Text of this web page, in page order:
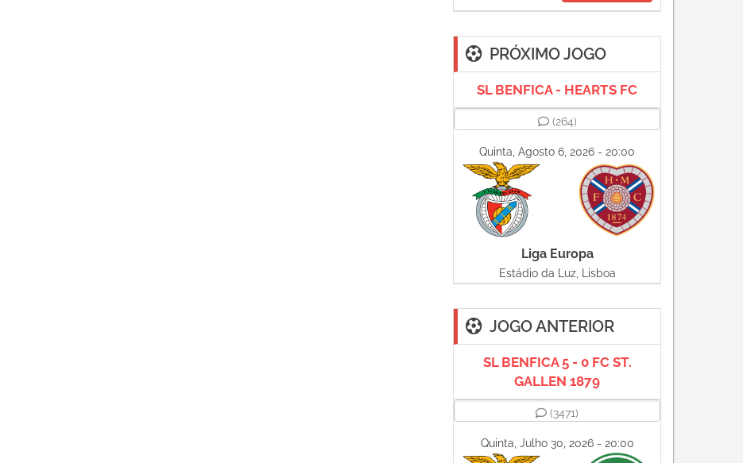
PRÓXIMO JOGO
SL BENFICA - HEARTS FC
(264)
Quinta, Agosto 6, 2026 - 20:00
Liga Europa
Estádio da Luz, Lisboa
JOGO ANTERIOR
SL BENFICA 5 - 0 FC ST.
GALLEN 1879
(3471)
Quinta, Julho 30, 2026 - 20:00